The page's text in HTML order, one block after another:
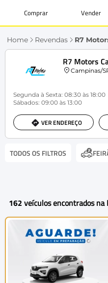
Comprar Vender
Home Revendas R7
R7 Motors
Campinas/
Segunda à Sexta: 08:30 às 18:00
Sábados: 09:00 às 13:00
VER ENDEREÇO
TODOS OS FILTROS
162 veículos encontrados na